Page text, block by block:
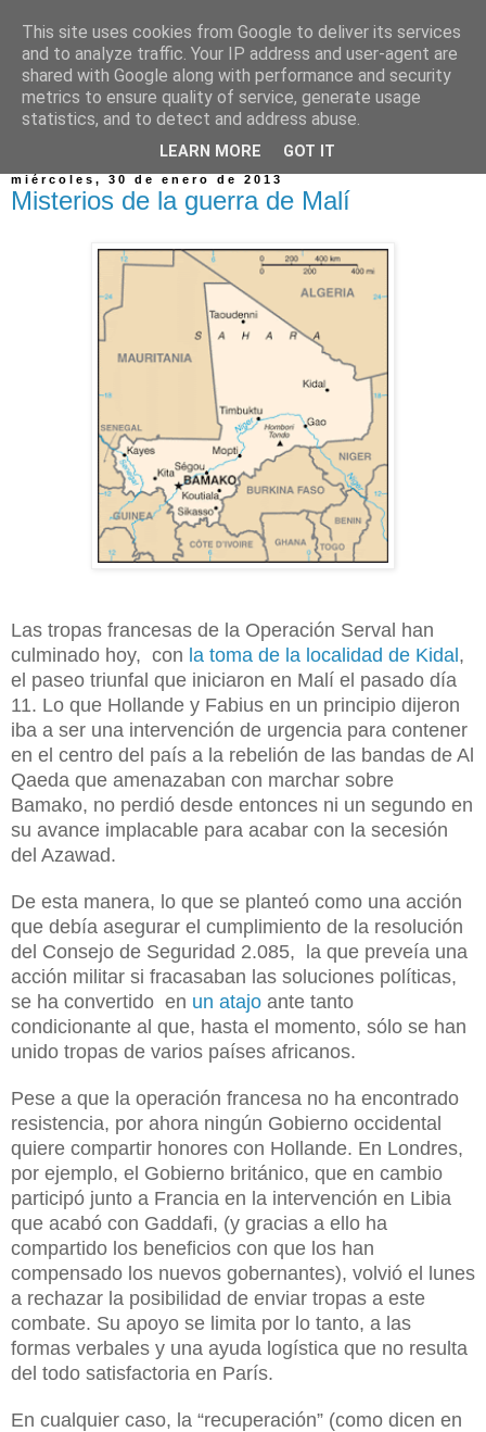
miércoles, 30 de enero de 2013
Misterios de la guerra de Malí
Las tropas francesas de la Operación Serval han
culminado hoy, con la toma de la localidad de Kidal,
el paseo triunfal que iniciaron en Malí el pasado día
11. Lo que Hollande y Fabius en un principio dijeron
iba a ser una intervención de urgencia para contener
en el centro del país a la rebelión de las bandas de Al
Qaeda que amenazaban con marchar sobre
Bamako, no perdió desde entonces ni un segundo en
su avance implacable para acabar con la secesión
del Azawad.
De esta manera, lo que se planteó como una acción
que debía asegurar el cumplimiento de la resolución
del Consejo de Seguridad 2.085, la que preveía una
acción militar si fracasaban las soluciones políticas,
se ha convertido en un atajo ante tanto
condicionante al que, hasta el momento, sólo se han
unido tropas de varios países africanos.
Pese a que la operación francesa no ha encontrado
resistencia, por ahora ningún Gobierno occidental
quiere compartir honores con Hollande. En Londres,
por ejemplo, el Gobierno británico, que en cambio
participó junto a Francia en la intervención en Libia
que acabó con Gaddafi, (y gracias a ello ha
compartido los beneficios con que los han
compensado los nuevos gobernantes), volvió el lunes
a rechazar la posibilidad de enviar tropas a este
combate. Su apoyo se limita por lo tanto, a las
formas verbales y una ayuda logística que no resulta
del todo satisfactoria en París.
En cualquier caso, la “recuperación” (como dicen en
This site uses cookies from Google to deliver its services
and to analyze traffic. Your IP address and user-agent are
shared with Google along with performance and security
metrics to ensure quality of service, generate usage
statistics, and to detect and address abuse.
LEARN MORE GOT IT